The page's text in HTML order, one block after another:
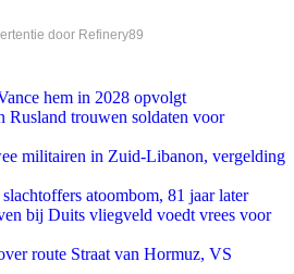
door Refinery89
hem in 2028 opvolgt
Rusland trouwen soldaten voor
militairen in Zuid-Libanon, vergelding
atoombom, 81 jaar later
bij Duits vliegveld voedt vrees voor
route Straat van Hormuz, VS